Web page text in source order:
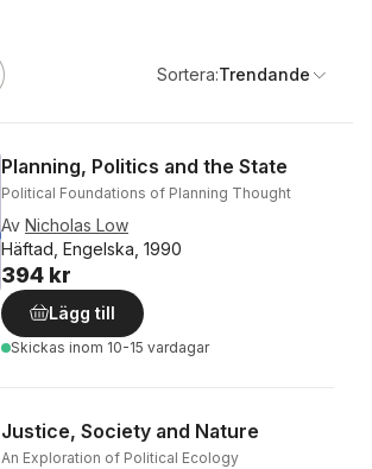
Sortera:Trendande
Planning, Politics and the State
Political Foundations of Planning Thought
Av Nicholas Low
Häftad, Engelska, 1990
394 kr
Lägg till
Skickas inom 10-15 vardagar
Justice, Society and Nature
An Exploration of Political Ecology